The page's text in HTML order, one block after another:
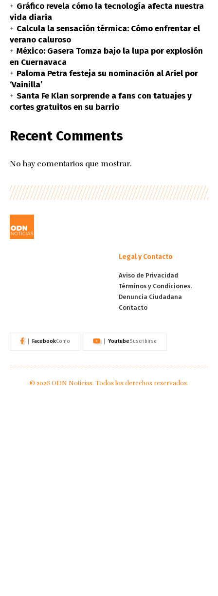
Gráfico revela cómo la tecnología afecta nuestra
vida diaria
Calcula la sensación térmica: Cómo enfrentar el
verano caluroso
México: Gasera Tomza bajo la lupa por explosión
en Cuernavaca
Paloma Petra festeja su nominación al Ariel por
‘Vainilla’
Santa Fe Klan sorprende a fans con tatuajes y
cortes gratuitos en su barrio
Recent Comments
No hay comentarios que mostrar.
Legal y Contacto
Aviso de Privacidad
Términos y Condiciones.
Denuncia Ciudadana
Contacto
FacebookComo YoutubeSuscribirse
© 2026 ODN Noticias. Todos los derechos reservados.